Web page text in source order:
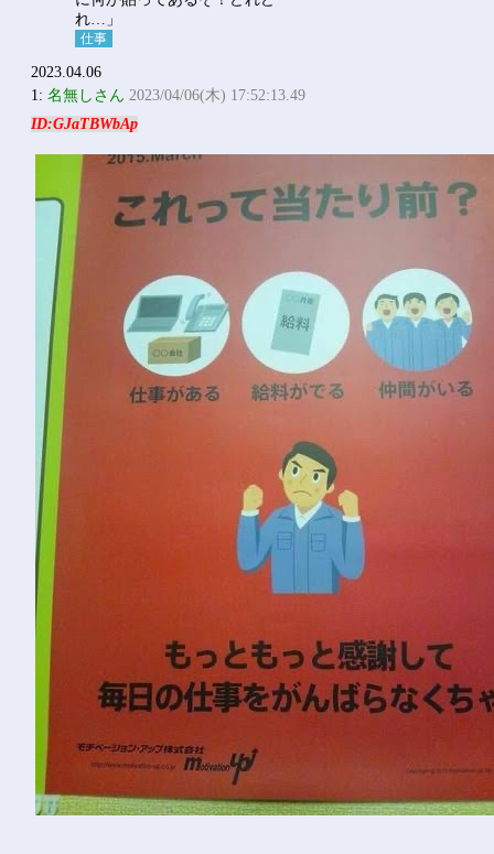
仕事
2023.04.06
1:名無しさん 2023/04/06(木) 17:52:13.49
ID:GJaTBWbAp